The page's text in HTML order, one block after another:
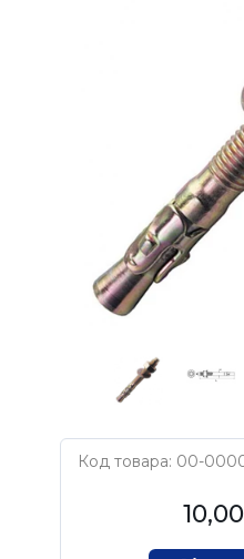
Код товара: 00-
Нет бренда